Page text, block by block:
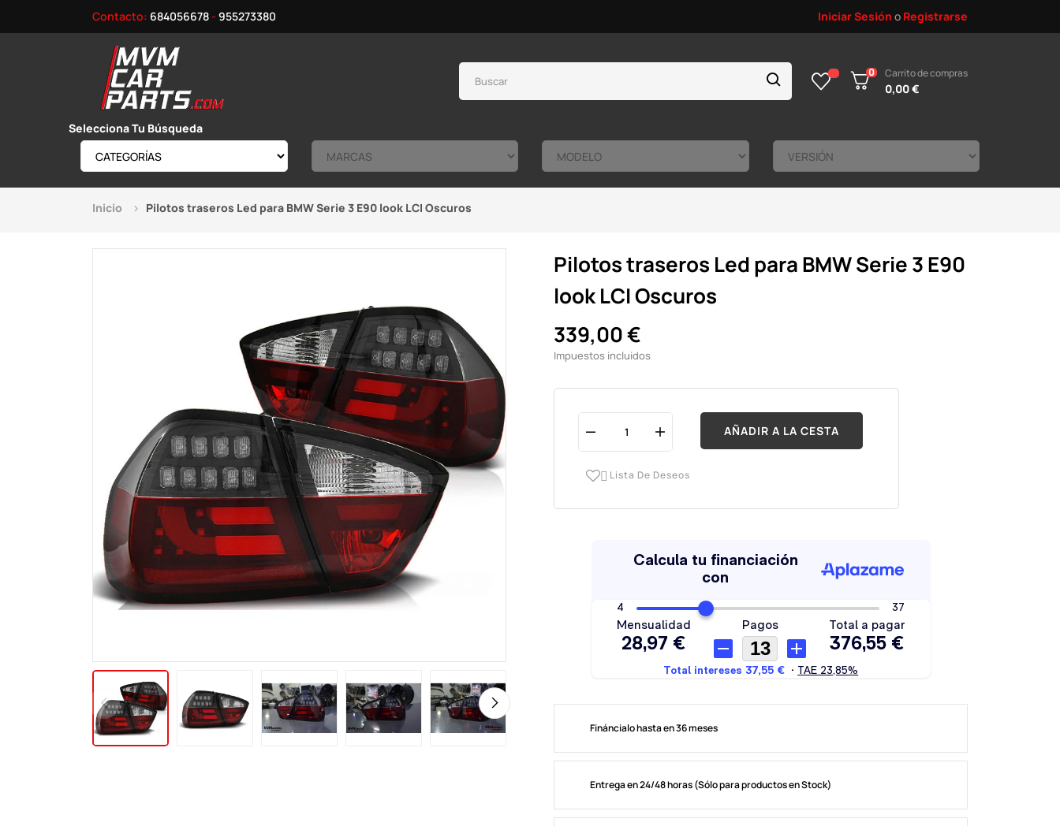
Contacto: 684056678- 955273380 Iniciar Sesión o Registrarse
0 Carrito de compras
0,00 €
Selecciona Tu Búsqueda
Inicio Pilotos traseros Led para BMW Serie 3 E90 look LCI Oscuros
Pilotos traseros Led para BMW Serie 3 E90
look LCI Oscuros
339,00 €
Impuestos incluidos
AÑADIR A LA CESTA
 Lista De Deseos
Fináncialo hasta en 36 meses
Entrega en 24/48 horas (Sólo para productos en Stock)